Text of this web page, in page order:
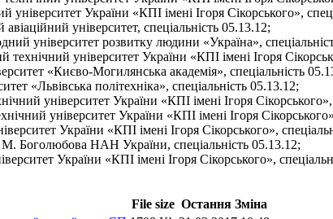
України «КПІ імені Ігоря Сікорського»,
університет, спеціальність 05.13.12;
університет розвитку людини «Україна»,
університет України «КПІ імені Ігоря
«Києво-Могилянська академія», спеціальність
«Львівська політехніка», спеціальність 05.13.12;
університет України «КПІ імені Ігоря Сікорського»,
університет України «КПІ імені Ігоря
України «КПІ імені Ігоря Сікорського»,
М. Боголюбова НАН України, спеціальність 05.13.12;
України «КПІ імені Ігоря Сікорського»,
File size Остання Зміна